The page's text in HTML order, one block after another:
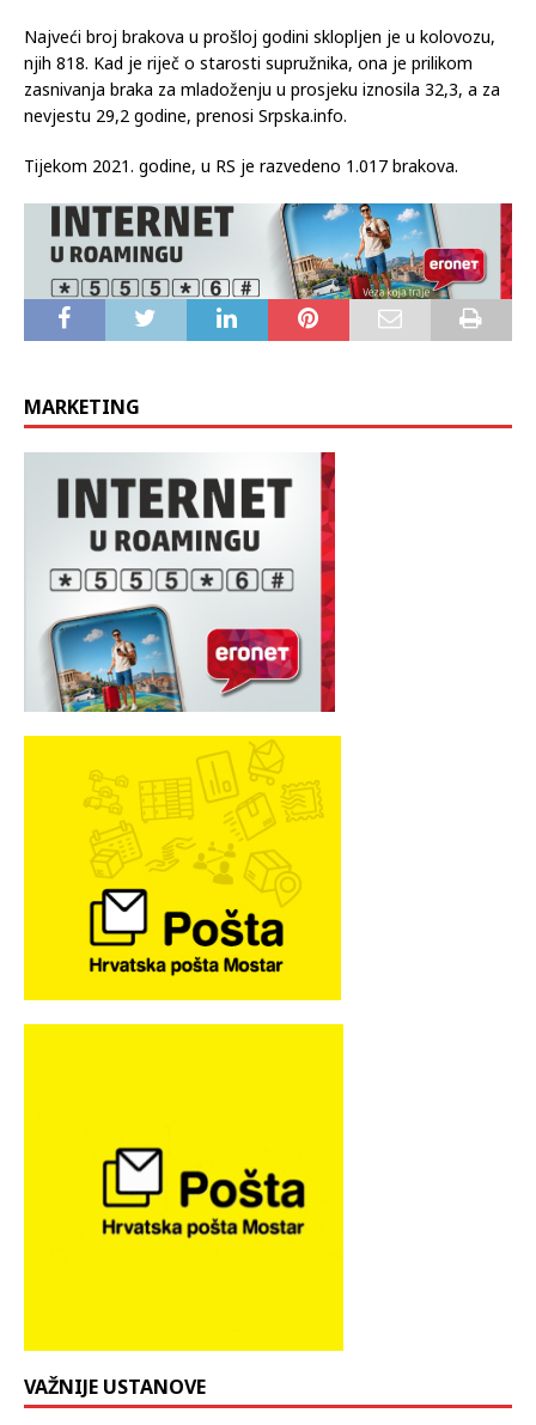
Najveći broj brakova u prošloj godini sklopljen je u kolovozu,
njih 818. Kad je riječ o starosti supružnika, ona je prilikom
zasnivanja braka za mladoženju u prosjeku iznosila 32,3, a za
nevjestu 29,2 godine, prenosi Srpska.info.
Tijekom 2021. godine, u RS je razvedeno 1.017 brakova.
MARKETING
VAŽNIJE USTANOVE